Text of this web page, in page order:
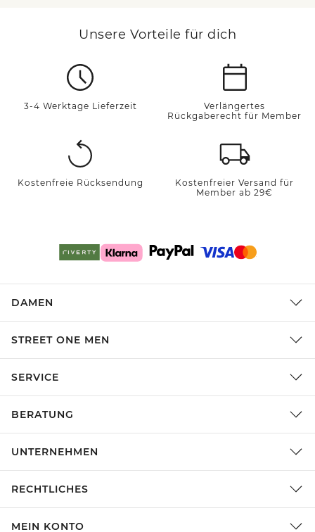
Unsere Vorteile für dich
3-4 Werktage Lieferzeit
Verlängertes
Rückgaberecht für Member
Kostenfreie Rücksendung
Kostenfreier Versand für
Member ab 29€
DAMEN
STREET ONE MEN
SERVICE
BERATUNG
UNTERNEHMEN
RECHTLICHES
MEIN KONTO